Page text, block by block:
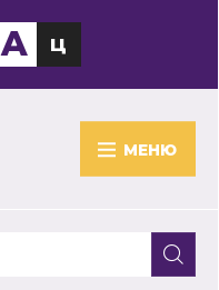
МЕНЮ
A Ц